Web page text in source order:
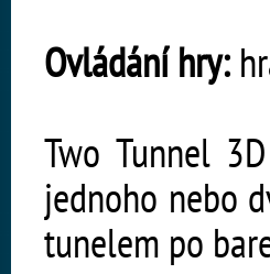
Ovládání hry:
Two Tunnel
jednoho nebo
tunelem po